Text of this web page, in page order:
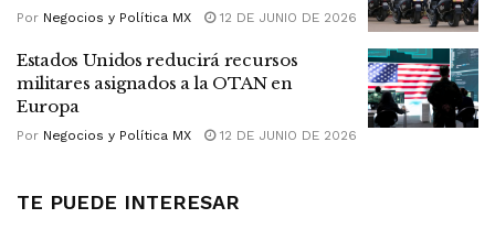
Por Negocios y Política MX 12 DE JUNIO DE 2026
Estados Unidos reducirá recursos
militares asignados a la OTAN en
Europa
Por Negocios y Política MX 12 DE JUNIO DE 2026
TE PUEDE INTERESAR